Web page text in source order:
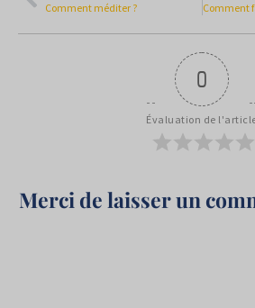
Comment méditer ?
0
Évaluation de
Merci de laisser un